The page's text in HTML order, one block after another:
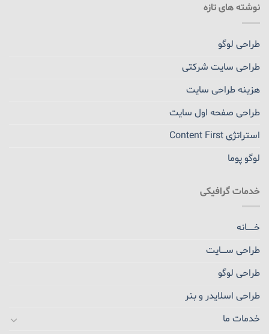
نوشته های تازه
طراحی لوگو
طراحی سایت شرکتی
هزینه طراحی سایت
طراحی صفحه اول سایت
استراتژی Content First
لوگو پوما
خدمات گرافیکی
خــــــانه
طراحی ســــایت
طراحی لوگو
طراحی اسلایدر و بنر
خدمات ما